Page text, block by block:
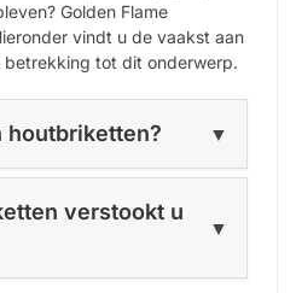
Golden Flame
vindt u de vaakst aan
tot dit onderwerp.
houtbriketten? ▼
verstookt u
▼